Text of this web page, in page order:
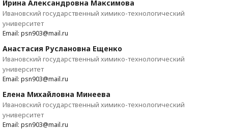
Ирина Александровна Максимова
Ивановский государственный химико-технологический
университет
Email: psn903@mail.ru
Анастасия Руслановна Ещенко
Ивановский государственный химико-технологический
университет
Email: psn903@mail.ru
Елена Михайловна Минеева
Ивановский государственный химико-технологический
университет
Email: psn903@mail.ru